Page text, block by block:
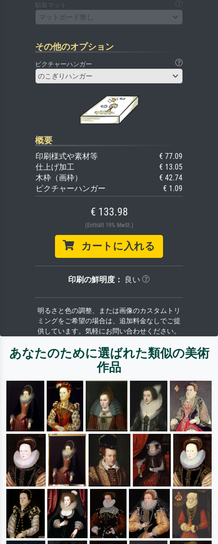
額装マット
マットボード無し
その他のオプション
ピクチャーハンガー
のこぎりハンガー
概要
印刷様式や素材等
€ 77.09
仕上げ加工
€ 13.05
木枠（画枠）
€ 42.74
ピクチャーハンガー
€ 1.09
€ 133.98
(Enthält 19% MwSt.)
カートに入れる
印刷の鮮明度： 良い
明るさと色の調整、または画像のカスタムトリ
ミングをご希望の場合は、追加料金なしでご提
供しています。気軽にお問い合わせください。
あなたのために選ばれた類似の美術
作品